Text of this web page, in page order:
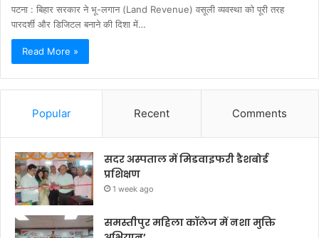
पटना : बिहार सरकार ने भू-लगान (Land Revenue) वसूली व्यवस्था को पूरी तरह
पारदर्शी और डिजिटल बनाने की दिशा में…
Read More »
Popular Recent Comments
सदर अस्पताल में मिडवाइफरी डैशबोर्ड
प्रशिक्षण
1 week ago
समस्तीपुर महिला कॉलेज में नशा मुक्ति